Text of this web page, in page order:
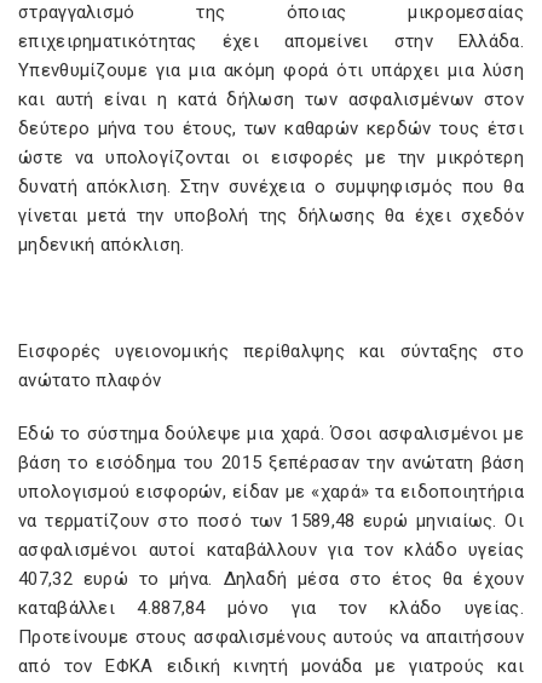
στραγγαλισμό της όποιας μικρομεσαίας
επιχειρηματικότητας έχει απομείνει στην Ελλάδα.
Υπενθυμίζουμε για μια ακόμη φορά ότι υπάρχει μια λύση
και αυτή είναι η κατά δήλωση των ασφαλισμένων στον
δεύτερο μήνα του έτους, των καθαρών κερδών τους έτσι
ώστε να υπολογίζονται οι εισφορές με την μικρότερη
δυνατή απόκλιση. Στην συνέχεια ο συμψηφισμός που θα
γίνεται μετά την υποβολή της δήλωσης θα έχει σχεδόν
μηδενική απόκλιση.
Εισφορές υγειονομικής περίθαλψης και σύνταξης στο
ανώτατο πλαφόν
Εδώ το σύστημα δούλεψε μια χαρά. Όσοι ασφαλισμένοι με
βάση το εισόδημα του 2015 ξεπέρασαν την ανώτατη βάση
υπολογισμού εισφορών, είδαν με «χαρά» τα ειδοποιητήρια
να τερματίζουν στο ποσό των 1589,48 ευρώ μηνιαίως. Οι
ασφαλισμένοι αυτοί καταβάλλουν για τον κλάδο υγείας
407,32 ευρώ το μήνα. Δηλαδή μέσα στο έτος θα έχουν
καταβάλλει 4.887,84 μόνο για τον κλάδο υγείας.
Προτείνουμε στους ασφαλισμένους αυτούς να απαιτήσουν
από τον ΕΦΚΑ ειδική κινητή μονάδα με γιατρούς και